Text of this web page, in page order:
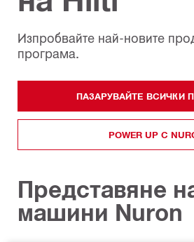
Изпробвайте най-новите
програма.
ПАЗАРУВАЙТЕ ВСИЧКИ
POWER UP С
Представяне
машини Nuron